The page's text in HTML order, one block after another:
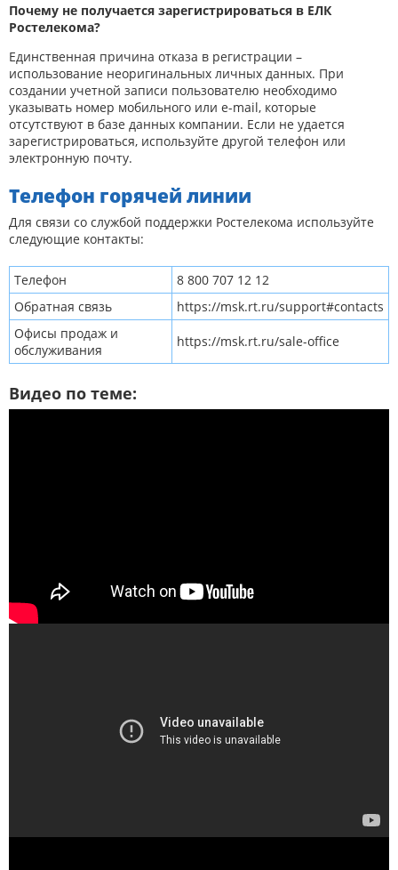
Почему не получается зарегистрироваться в ЕЛК
Ростелекома?
Единственная причина отказа в регистрации –
использование неоригинальных личных данных. При
создании учетной записи пользователю необходимо
указывать номер мобильного или e-mail, которые
отсутствуют в базе данных компании. Если не удается
зарегистрироваться, используйте другой телефон или
электронную почту.
Телефон горячей линии
Для связи со службой поддержки Ростелекома используйте
следующие контакты:
Телефон
8 800 707 12 12
Обратная связь
https://msk.rt.ru/support#contacts
Офисы продаж и
обслуживания
https://msk.rt.ru/sale-office
Видео по теме: